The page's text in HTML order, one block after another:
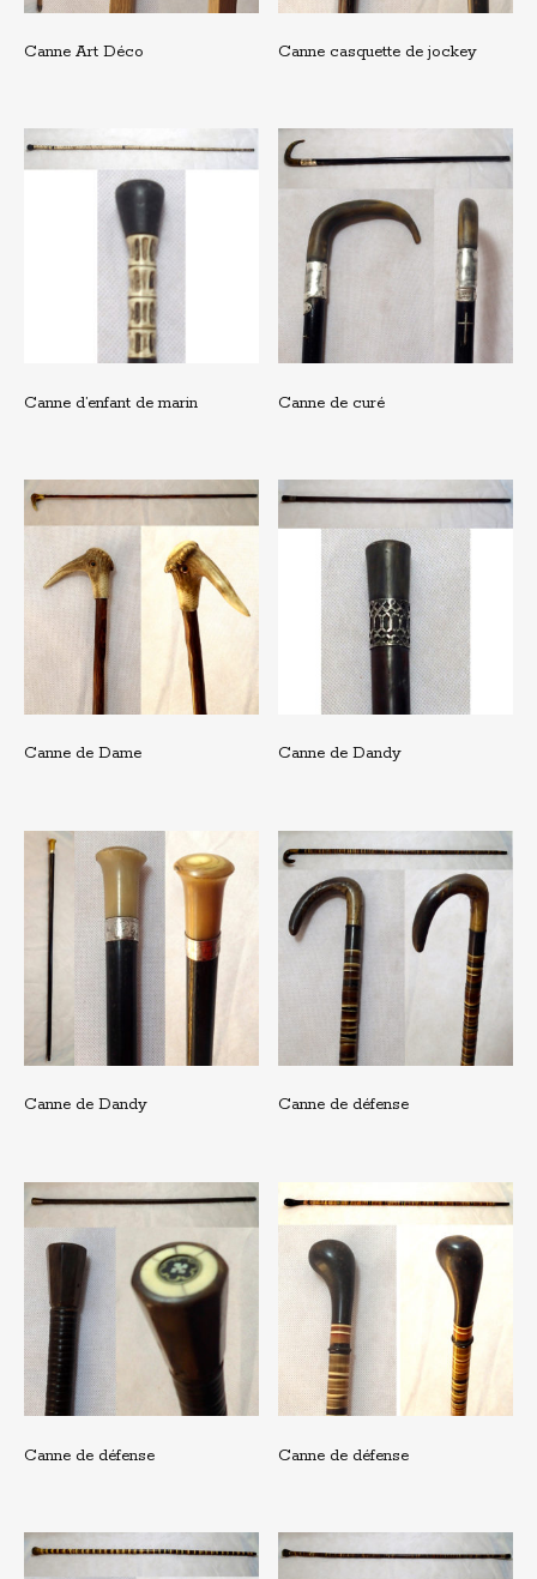
Canne Art Déco Canne casquette de jockey
Canne d’enfant de marin Canne de curé
Canne de Dame Canne de Dandy
Canne de Dandy Canne de défense
Canne de défense Canne de défense